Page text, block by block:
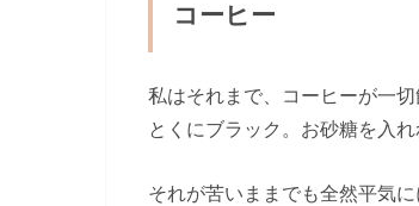
コーヒー
私はそれまで、コーヒーが一切
とくにブラック。お砂糖を入
それが苦いままでも全然平気に